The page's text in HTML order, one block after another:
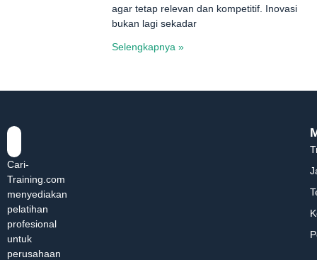
agar tetap relevan dan kompetitif. Inovasi
bukan lagi sekadar
Selengkapnya »
Cari-
Training.com
menyediakan
pelatihan
profesional
untuk
perusahaan